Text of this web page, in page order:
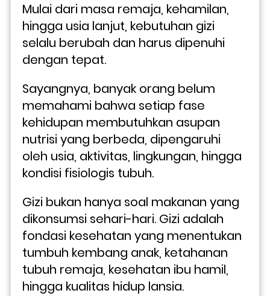
Mulai dari masa remaja, kehamilan,
hingga usia lanjut, kebutuhan gizi
selalu berubah dan harus dipenuhi
dengan tepat.
Sayangnya, banyak orang belum
memahami bahwa setiap fase
kehidupan membutuhkan asupan
nutrisi yang berbeda, dipengaruhi
oleh usia, aktivitas, lingkungan, hingga
kondisi fisiologis tubuh.
Gizi bukan hanya soal makanan yang
dikonsumsi sehari-hari. Gizi adalah
fondasi kesehatan yang menentukan
tumbuh kembang anak, ketahanan
tubuh remaja, kesehatan ibu hamil,
hingga kualitas hidup lansia.